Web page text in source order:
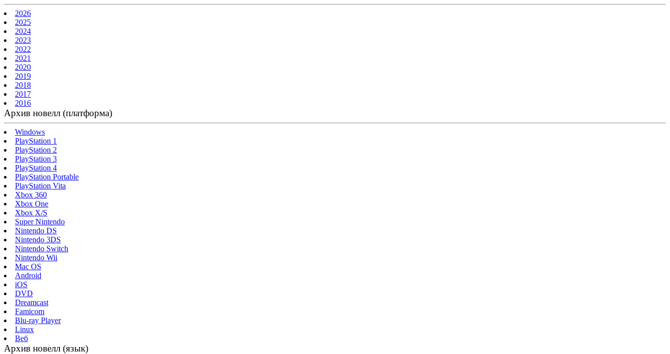
2026
2025
2024
2023
2022
2021
2020
2019
2018
2017
2016
Архив новелл (платформа)
Windows
PlayStation 1
PlayStation 2
PlayStation 3
PlayStation 4
PlayStation Portable
PlayStation Vita
Xbox 360
Xbox One
Xbox X/S
Super Nintendo
Nintendo DS
Nintendo 3DS
Nintendo Switch
Nintendo Wii
Mac OS
Android
iOS
DVD
Dreamcast
Famicom
Blu-ray Player
Linux
Веб
Архив новелл (язык)